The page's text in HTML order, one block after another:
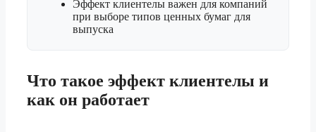
Эффект клиентелы важен для компаний
при выборе типов ценных бумаг для
выпуска
Что такое эффект клиентелы и
как он работает